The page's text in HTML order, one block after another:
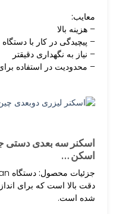
معایب:
– هزینه بالا
– پیچیدگی در کار با دستگاه
– نیاز به نگهداری دقیقتر
– محدودیت در استفاده
اسکن …
جزئیات محصول:
دقت بالا است که برای
شده است.